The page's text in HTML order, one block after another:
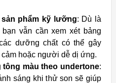
phẩm kỹ lưỡng: Dù là
vẫn cần xem xét bảng
dưỡng chất có thể gây
hoặc người dễ dị ứng.
màu theo undertone:
sáng khi thử son sẽ giúp